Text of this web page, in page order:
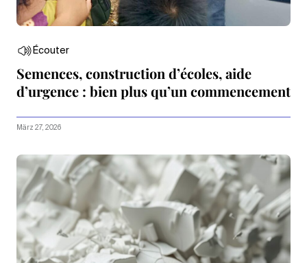
Écouter
Semences, construction d’écoles, aide
d’urgence : bien plus qu’un commencement
März 27, 2026